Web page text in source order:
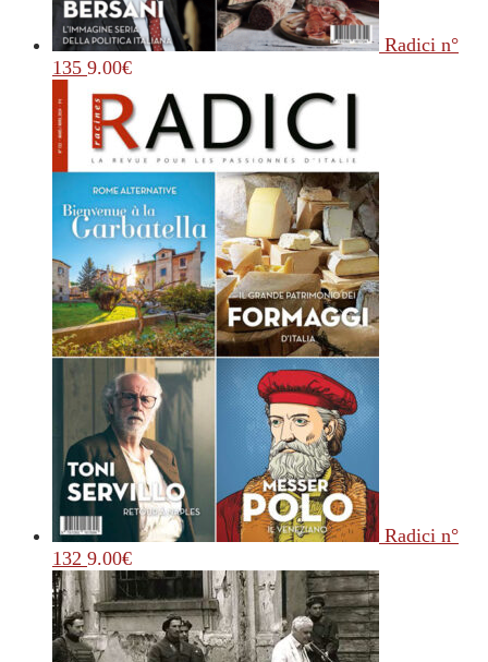
Radici n°
135 9.00€
Radici n°
132 9.00€